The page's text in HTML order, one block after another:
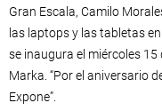
Gran Escala, Camilo
las laptops y las tabletas
se inaugura el miércoles
Marka. “Por el aniversario
Expone”.